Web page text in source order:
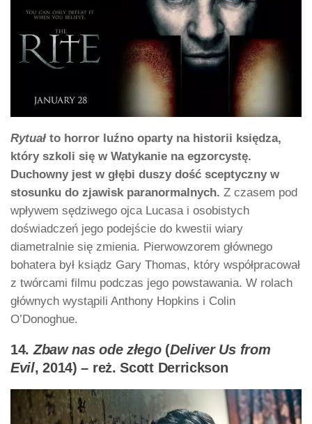
Rytuałto horror luźno oparty na historii księdza,
który szkoli się w Watykanie na egzorcystę.
Duchowny jest w głębi duszy dość sceptyczny w
stosunku do zjawisk paranormalnych. Z czasem pod
wpływem sędziwego ojca Lucasa i osobistych
doświadczeń jego podejście do kwestii wiary
diametralnie się zmienia. Pierwowzorem głównego
bohatera był ksiądz Gary Thomas, który współpracował
z twórcami filmu podczas jego powstawania. W rolach
głównych wystąpili Anthony Hopkins i Colin
O’Donoghue.
14.Zbaw nas ode złego(Deliver Us from
Evil, 2014) – reż. Scott Derrickson